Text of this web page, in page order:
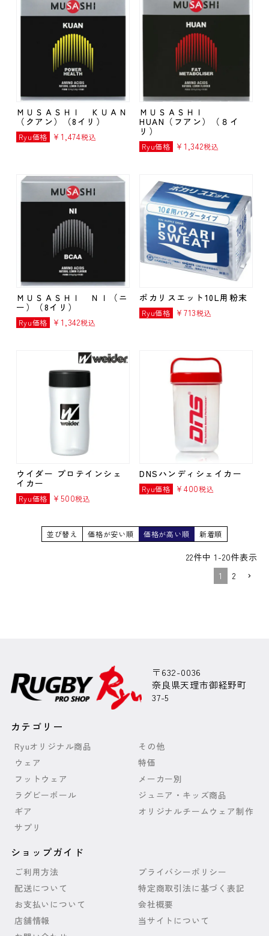
ＭＵＳＡＳＨＩ ＫＵＡＮ
（クアン）（8イリ）
Ryu価格 ¥1,474税込
ＭＵＳＡＳＨＩ
HUAN（フアン）（８イ
リ）
Ryu価格 ¥ 1,342税込
ＭＵＳＡＳＨＩ ＮＩ（ニ
ー）（8イリ）
Ryu価格 ¥1,342税込
ポカリスエット10L用粉末
Ryu価格 ¥ 713税込
ウイダー プロテインシェ
イカー
Ryu価格 ¥500税込
DNSハンディシェイカー
Ryu価格 ¥ 400税込
並び替え 価格が安い順 価格が高い順 新着順
22件中 1 -20件表示
1
2
〒632-0036
奈良県天理市御経野町
37-5
カテゴリー
Ryuオリジナル商品
ウェア
フットウェア
ラグビーボール
ギア
サプリ
その他
特価
メーカー別
ジュニア・キッズ商品
オリジナルチームウェア制作
ショップガイド
ご利用方法
配送について
お支払いについて
店舗情報
プライバシーポリシー
特定商取引法に基づく表記
会社概要
当サイトについて